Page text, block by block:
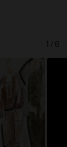
1 / 6